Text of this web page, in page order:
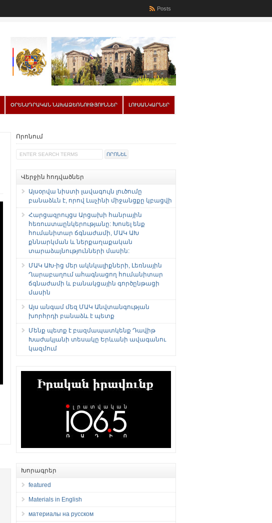
Posts
ՕՐԵՆՍԴՐԱԿԱՆ ՆԱԽԱՁԵՌՆՈՒԹՅՈՒՆՆԵՐ ԼՈՒՍԱՆԿԱՐՆԵՐ
Որոնում
Վերջին հոդվածներ
Այսօրվա նիստի լավագույն լուծումը
բանաձևն է, որով Լաչինի միջանցքը կբացվի
Հարցազրույցս Արցախի հանրային
հեռուստաընկերությանը: Խոսել ենք
հումանիտար ճգնաժամի, ՄԱԿ ԱԽ
քննարկման և ներքաղաքական
տարաձայնությունների մասին:
ՄԱԿ ԱԽ-ից մեր ակնկալիքների, Լեռնային
Ղարաբաղում ահագնացող հումանիտար
ճգնաժամի և բանակցային գործընթացի
մասին
Այս անգամ մեզ ՄԱԿ Անվտանգության
խորհրդի բանաձև է պետք
Մենք պետք է բազմապատկենք Դավիթ
Խաժակյանի տեսակը Երևանի ավագանու
կազմում
Խորագրեր
featured
Materials in English
материалы на русском